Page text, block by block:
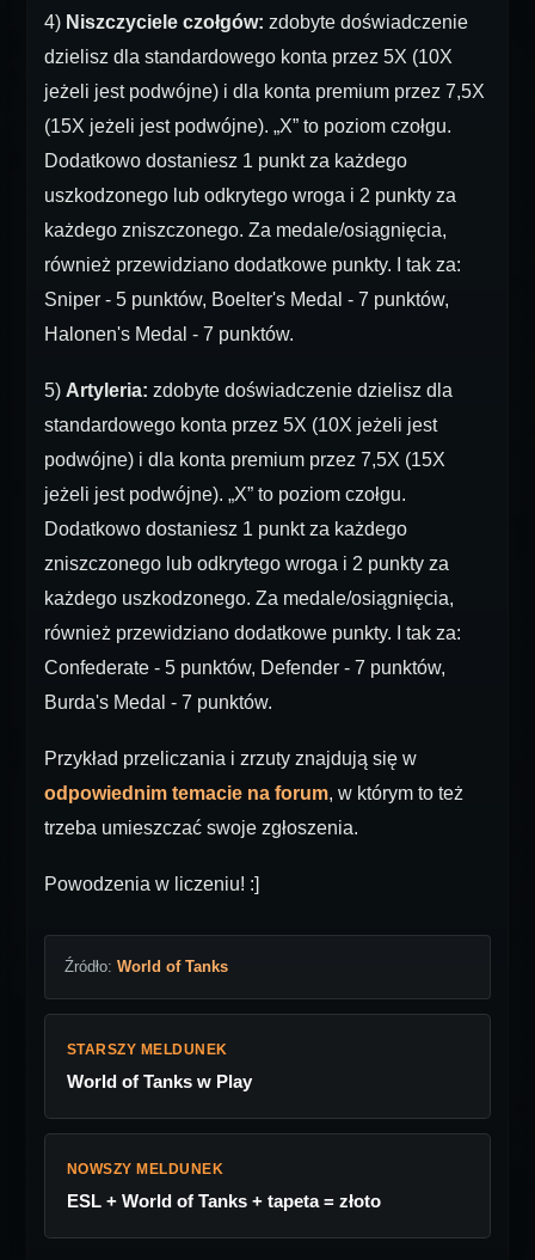
4) Niszczyciele czołgów: zdobyte doświadczenie
dzielisz dla standardowego konta przez 5X (10X
jeżeli jest podwójne) i dla konta premium przez 7,5X
(15X jeżeli jest podwójne). „X” to poziom czołgu.
Dodatkowo dostaniesz 1 punkt za każdego
uszkodzonego lub odkrytego wroga i 2 punkty za
każdego zniszczonego. Za medale/osiągnięcia,
również przewidziano dodatkowe punkty. I tak za:
Sniper - 5 punktów, Boelter's Medal - 7 punktów,
Halonen's Medal - 7 punktów.
5) Artyleria: zdobyte doświadczenie dzielisz dla
standardowego konta przez 5X (10X jeżeli jest
podwójne) i dla konta premium przez 7,5X (15X
jeżeli jest podwójne). „X” to poziom czołgu.
Dodatkowo dostaniesz 1 punkt za każdego
zniszczonego lub odkrytego wroga i 2 punkty za
każdego uszkodzonego. Za medale/osiągnięcia,
również przewidziano dodatkowe punkty. I tak za:
Confederate - 5 punktów, Defender - 7 punktów,
Burda's Medal - 7 punktów.
Przykład przeliczania i zrzuty znajdują się w
odpowiednim temacie na forum, w którym to też
trzeba umieszczać swoje zgłoszenia.
Powodzenia w liczeniu! :]
Źródło: World of Tanks
STARSZY MELDUNEK
World of Tanks w Play
NOWSZY MELDUNEK
ESL + World of Tanks + tapeta = złoto